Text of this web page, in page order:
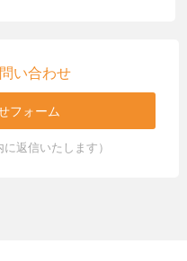
い合わせ
フォーム
返信いたします）